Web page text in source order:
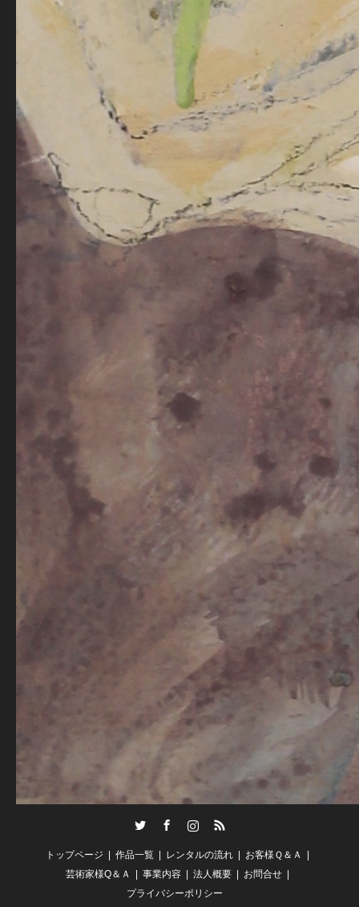
RSS
トップページ 作品一覧 レンタルの流れ
お客様Ｑ＆Ａ
芸術家様Q＆Ａ
事業内容 法人概要
お問合せ
プライバシーポリシー